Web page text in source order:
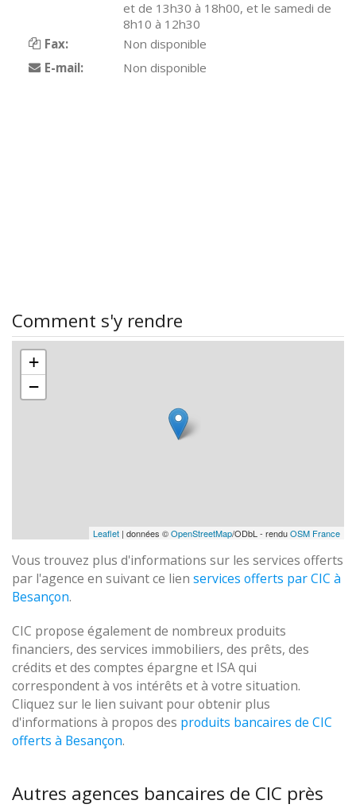
et de 13h30 à 18h00, et le samedi de
8h10 à 12h30
Fax:
Non disponible
E-mail:
Non disponible
Comment s'y rendre
+
−
Leaflet | données ©OpenStreetMap/ODbL - renduOSM France
Vous trouvez plus d'informations sur les services offerts
par l'agence en suivant ce lien services offerts par CIC à
Besançon.
CIC propose également de nombreux produits
financiers, des services immobiliers, des prêts, des
crédits et des comptes épargne et ISA qui
correspondent à vos intérêts et à votre situation.
Cliquez sur le lien suivant pour obtenir plus
d'informations à propos des produits bancaires de CIC
offerts à Besançon.
Autres agences bancaires de CIC près